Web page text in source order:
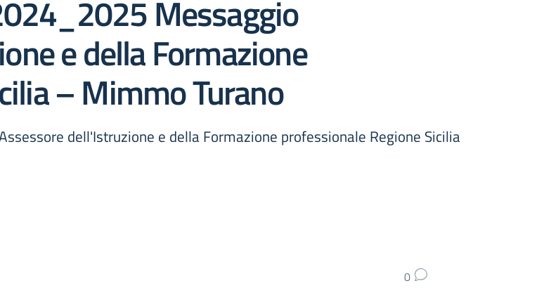
Messaggio
e della Formazione
– Mimmo Turano
dell'Istruzione e della Formazione professionale Regione Sicilia
0